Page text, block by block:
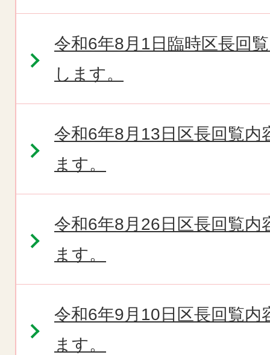
令和6年8月1日臨時区長回
します。
令和6年8月13日区長回覧
ます。
令和6年8月26日区長回覧
ます。
令和6年9月10日区長回覧
ます。